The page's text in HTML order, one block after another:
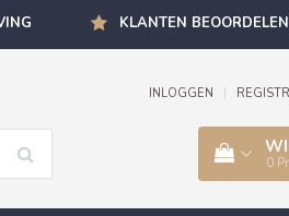
KLANTEN
INLOGGEN
0